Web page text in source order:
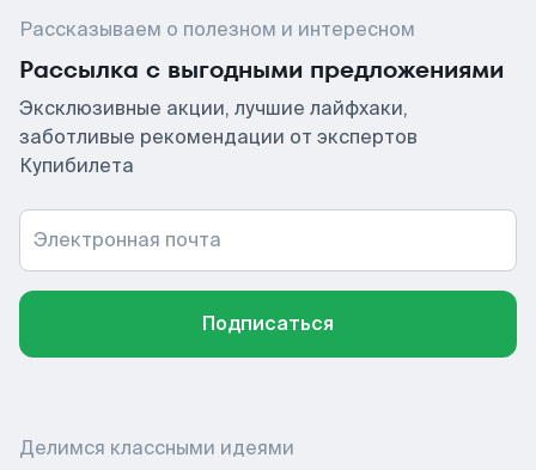
Рассказываем о полезном и интересном
Рассылка с выгодными предложениями
Эксклюзивные акции, лучшие лайфхаки,
заботливые рекомендации от экспертов
Купибилета
Электронная почта
Подписаться
Делимся классными идеями